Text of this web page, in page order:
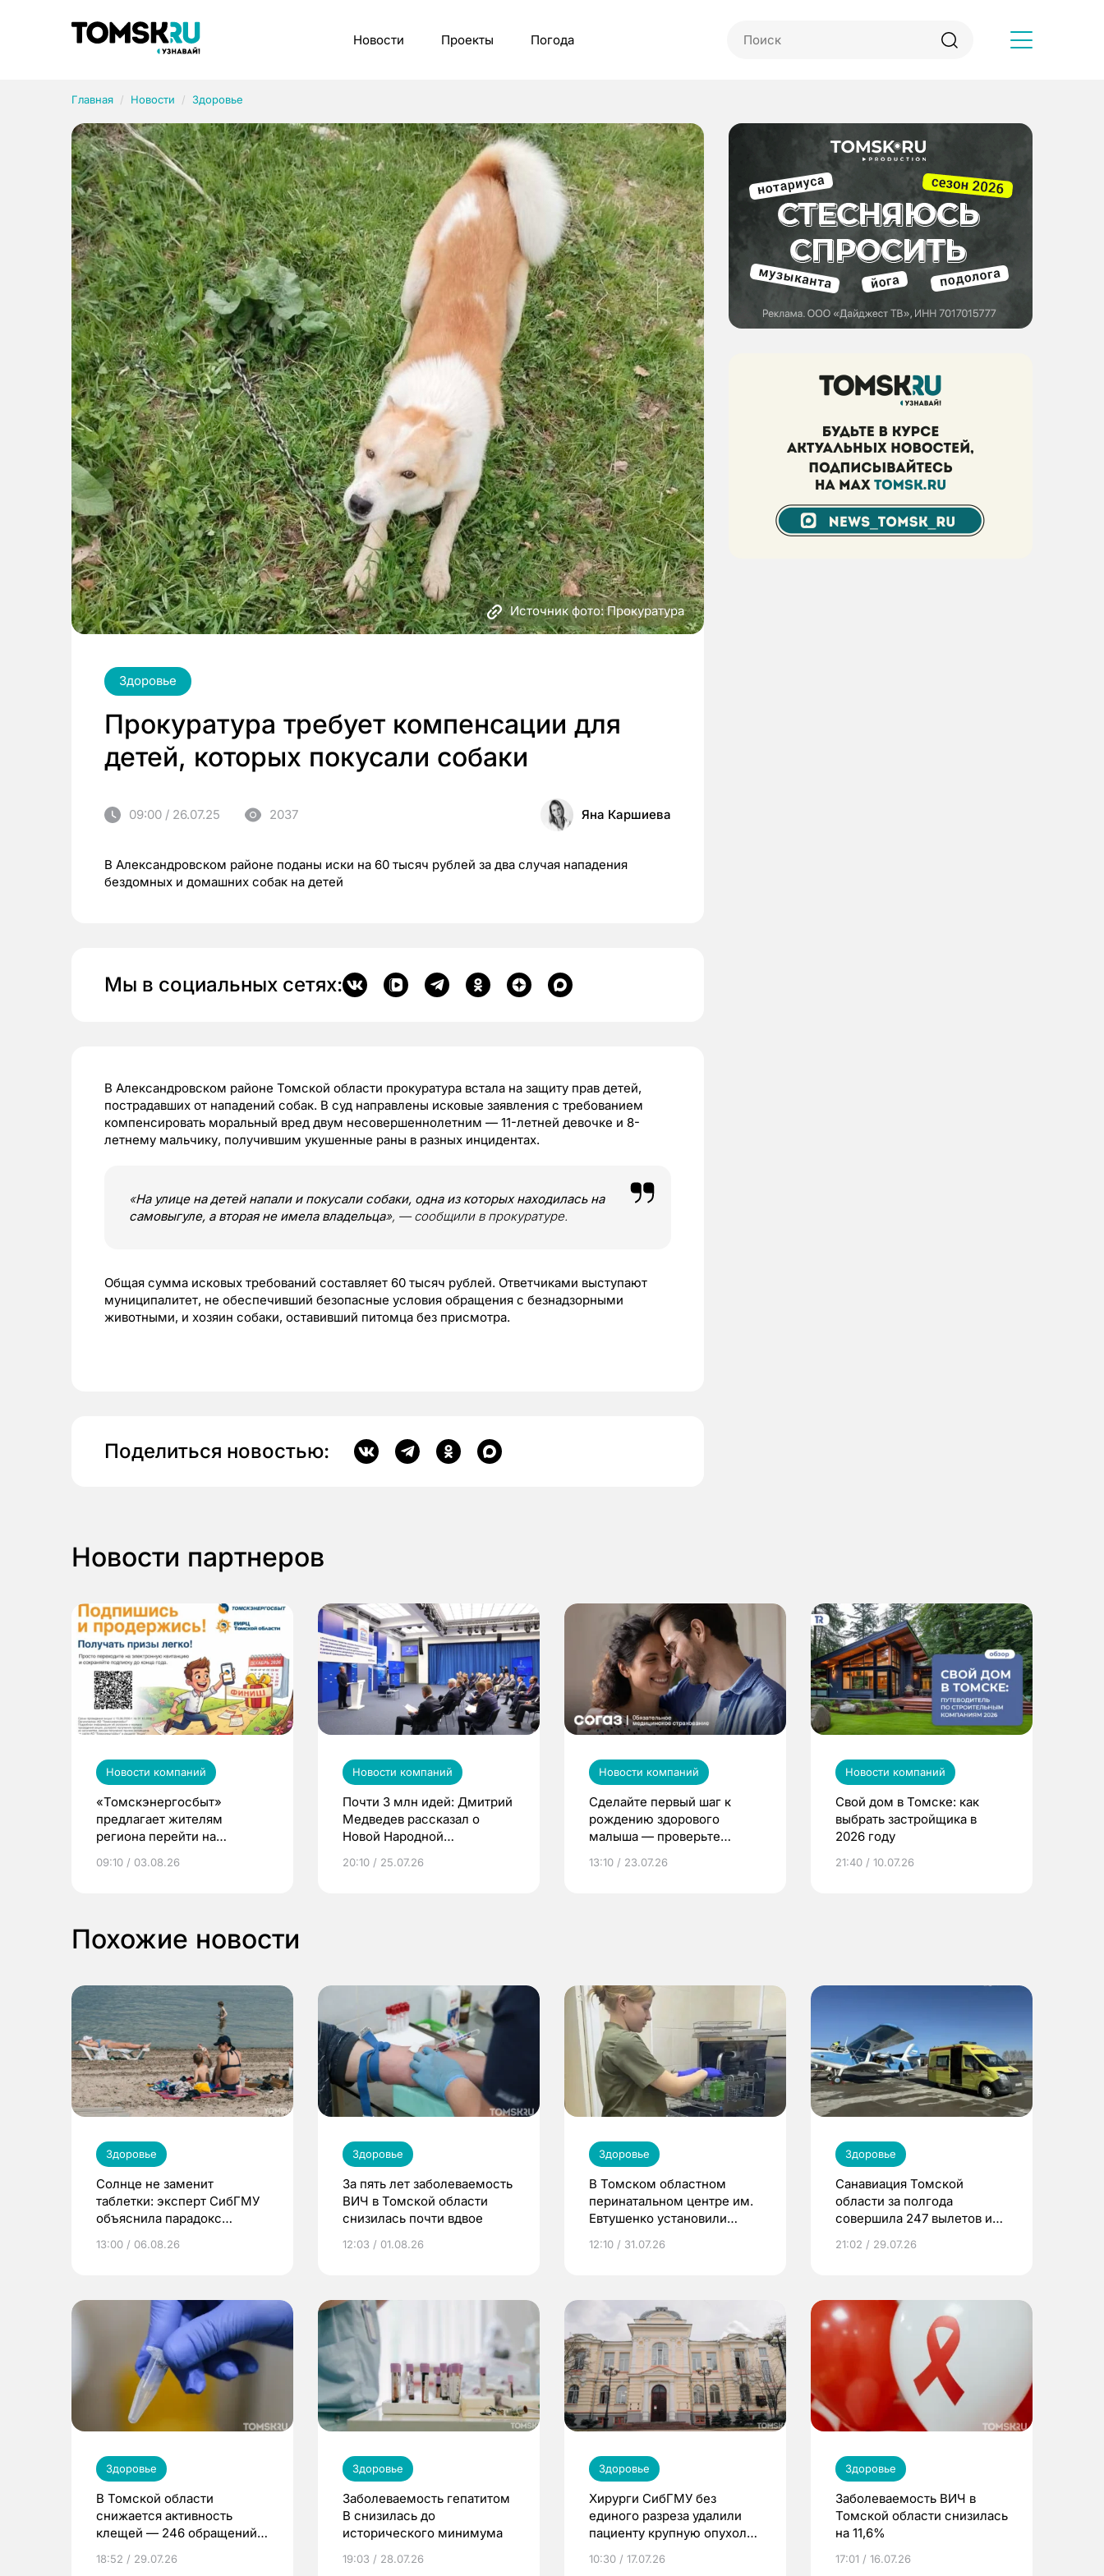
Новости Проекты Погода
Главная Новости Здоровье
Источник фото: Прокуратура
Здоровье
Прокуратура требует компенсации для
детей, которых покусали собаки
09:00 / 26.07.25 2037 Яна Каршиева
В Александровском районе поданы иски на 60 тысяч рублей за два случая нападения
бездомных и домашних собак на детей
Мы в социальных сетях:
В Александровском районе Томской области прокуратура встала на защиту прав детей,
пострадавших от нападений собак. В суд направлены исковые заявления с требованием
компенсировать моральный вред двум несовершеннолетним — 11-летней девочке и 8-
летнему мальчику, получившим укушенные раны в разных инцидентах.
«На улице на детей напали и покусали собаки, одна из которых находилась на
самовыгуле, а вторая не имела владельца», — сообщили в прокуратуре.
Общая сумма исковых требований составляет 60 тысяч рублей. Ответчиками выступают
муниципалитет, не обеспечивший безопасные условия обращения с безнадзорными
животными, и хозяин собаки, оставивший питомца без присмотра.
Поделиться новостью:
Новости партнеров
Новости компаний
«Томскэнергосбыт»
предлагает жителям
региона перейти на
выиграть призы
09:10 / 03.08.26
Новости компаний
Почти 3 млн идей: Дмитрий
Медведев рассказал о
Новой Народной
20:10 / 25.07.26
Новости компаний
Сделайте первый шаг к
рождению здорового
малыша — проверьте
по ОМС!
13:10 / 23.07.26
Новости компаний
Свой дом в Томске: как
выбрать застройщика в
2026 году
21:40 / 10.07.26
Похожие новости
Здоровье
Солнце не заменит
таблетки: эксперт СибГМУ
объяснила парадокс
13:00 / 06.08.26
Здоровье
За пять лет заболеваемость
ВИЧ в Томской области
снизилась почти вдвое
12:03 / 01.08.26
Здоровье
В Томском областном
перинатальном центре им.
Евтушенко установили
12:10 / 31.07.26
Здоровье
Санавиация Томской
области за полгода
совершила 247 вылетов и
21:02 / 29.07.26
Здоровье
В Томской области
снижается активность
клещей — 246 обращений
18:52 / 29.07.26
Здоровье
Заболеваемость гепатитом
В снизилась до
исторического минимума
19:03 / 28.07.26
Здоровье
Хирурги СибГМУ без
единого разреза удалили
пациенту крупную опухоль
10:30 / 17.07.26
Здоровье
Заболеваемость ВИЧ в
Томской области снизилась
на 11,6%
17:01 / 16.07.26
Рубрики